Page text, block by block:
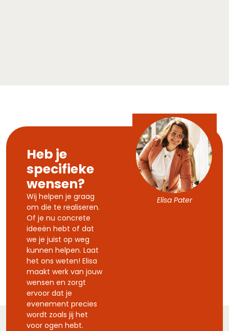
Elisa Pater
Heb je
specifieke
wensen?
Wij helpen je graag
om die te realiseren.
Of je nu concrete
ideeën hebt of dat
we je juist op weg
kunnen helpen. Laat
het ons weten! Elisa
maakt werk van jouw
wensen en zorgt
ervoor dat je
evenement precies
wordt zoals jij het
voor ogen hebt.